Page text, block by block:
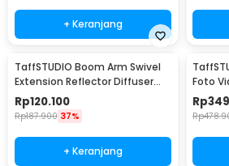
+ Keranjang
TaffSTUDIO Boom Arm Swivel
Extension Reflector Diffuser
Clamp - CD-60
Rp120.100
Rp187.900 37%
+ Keranjang
Foto
LED -
Rp
Rp